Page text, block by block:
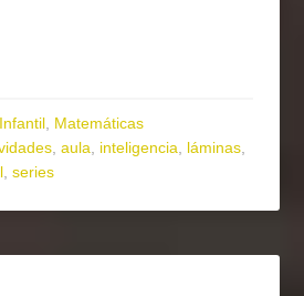
Infantil Matemáticas
,aula inteligencia láminas
,series